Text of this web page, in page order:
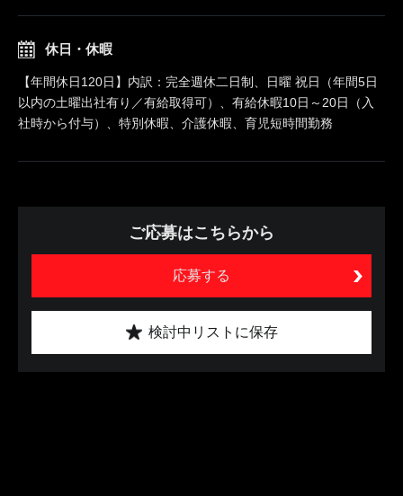
休日・休暇
【年間休日120日】内訳：完全週休二日制、日曜 祝日（年間5日
以内の土曜出社有り／有給取得可）、有給休暇10日～20日（入
社時から付与）、特別休暇、介護休暇、育児短時間勤務
ご応募はこちらから
応募する
検討中リストに保存